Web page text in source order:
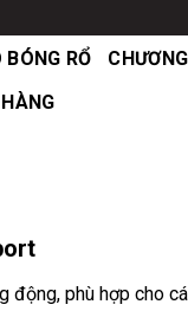
BÓNG RỔ
động, phù hợp cho